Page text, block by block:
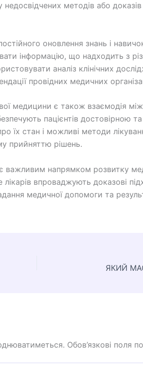
методів або доказів
оновлення знань і
інформацію, що надходить з
аналіз клінічних
провідних медичних
медицини є також взаємодія між
пацієнтів достовірною та
їх стан і можливі методи
прийняттю рішень.
важливим напрямком розвитку
впроваджують доказові
медичної допомоги та
ЯКИЙ
Обов’язкові поля